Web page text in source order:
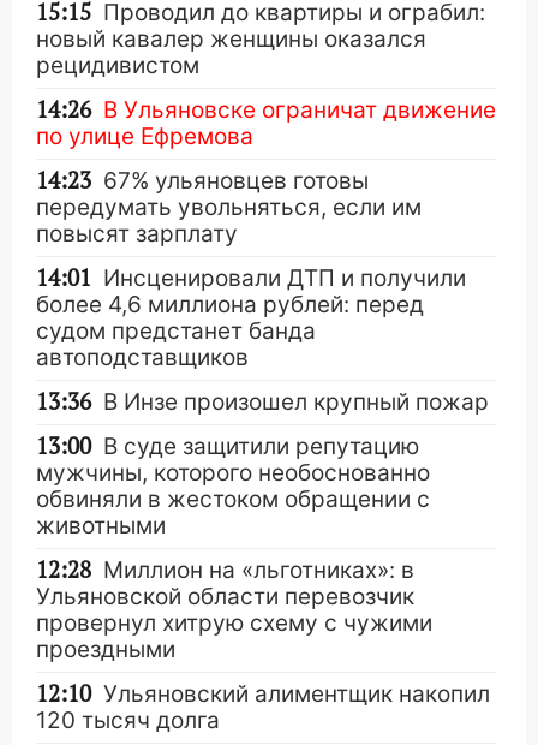
15:15 Проводил до квартиры и ограбил:
новый кавалер женщины оказался
рецидивистом
14:26 В Ульяновске ограничат движение
по улице Ефремова
14:23 67% ульяновцев готовы
передумать увольняться, если им
повысят зарплату
14:01 Инсценировали ДТП и получили
более 4,6 миллиона рублей: перед
судом предстанет банда
автоподставщиков
13:36 В Инзе произошел крупный пожар
13:00 В суде защитили репутацию
мужчины, которого необоснованно
обвиняли в жестоком обращении с
животными
12:28 Миллион на «льготниках»: в
Ульяновской области перевозчик
провернул хитрую схему с чужими
проездными
12:10 Ульяновский алиментщик накопил
120 тысяч долга